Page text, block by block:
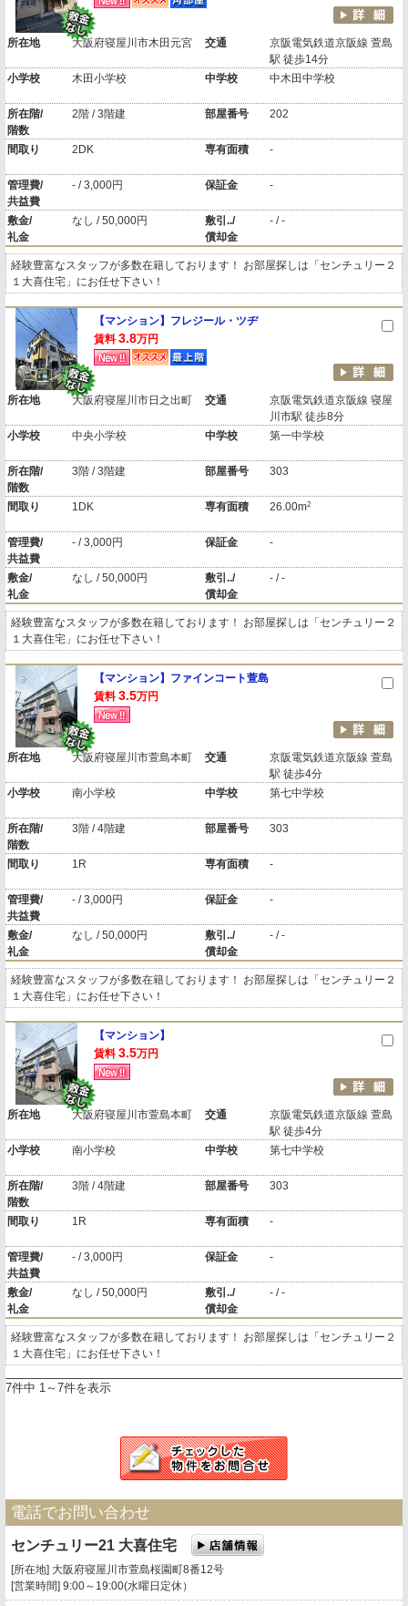
所在地 大阪府寝屋川市木田元宮 交通
京阪電気鉄道京阪線 萱島
駅 徒歩14分
小学校
木田小学校 中学校 中木田中学校
所在階/
階数
2階 / 3階建 部屋番号 202
間取り 2DK 専有面積 -
管理費/
共益費
- / 3,000円 保証金 -
敷金/
礼金
なし / 50,000円
敷引../
償却金
- / -
経験豊富なスタッフが多数在籍しております！ お部屋探しは「センチュリー２
１大喜住宅」にお任せ下さい！
【マンション】フレジール・ツヂ
賃料 3.8万円
所在地 大阪府寝屋川市日之出町 交通
京阪電気鉄道京阪線 寝屋
川市駅 徒歩8分
小学校
中央小学校 中学校 第一中学校
所在階/
階数
3階 / 3階建 部屋番号 303
間取り 1DK 専有面積 26.00m2
管理費/
共益費
- / 3,000円 保証金 -
敷金/
礼金
なし / 50,000円
敷引../
償却金
- / -
経験豊富なスタッフが多数在籍しております！ お部屋探しは「センチュリー２
１大喜住宅」にお任せ下さい！
【マンション】ファインコート萱島
賃料 3.5万円
所在地 大阪府寝屋川市萱島本町 交通
京阪電気鉄道京阪線 萱島
駅 徒歩4分
小学校
南小学校 中学校 第七中学校
所在階/
階数
3階 / 4階建 部屋番号 303
間取り 1R 専有面積 -
管理費/
共益費
- / 3,000円 保証金 -
敷金/
礼金
なし / 50,000円
敷引../
償却金
- / -
経験豊富なスタッフが多数在籍しております！ お部屋探しは「センチュリー２
１大喜住宅」にお任せ下さい！
【マンション】
賃料 3.5万円
所在地 大阪府寝屋川市萱島本町 交通
京阪電気鉄道京阪線 萱島
駅 徒歩4分
小学校
南小学校 中学校 第七中学校
所在階/
階数
3階 / 4階建 部屋番号 303
間取り 1R 専有面積 -
管理費/
共益費
- / 3,000円 保証金 -
敷金/
礼金
なし / 50,000円
敷引../
償却金
- / -
経験豊富なスタッフが多数在籍しております！ お部屋探しは「センチュリー２
１大喜住宅」にお任せ下さい！
7件中 1～7件を表示
電話でお問い合わせ
センチュリー21 大喜住宅
[所在地] 大阪府寝屋川市萱島桜園町8番12号
[営業時間] 9:00～19:00(水曜日定休）